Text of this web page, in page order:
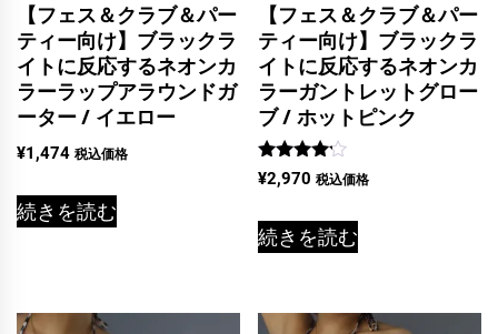
【フェス＆クラブ＆パー
ティー向け】ブラックラ
イトに反応するネオンカ
ラーラップアラウンドガ
ーター / イエロー
¥1,474 税込価格
続きを読む
【フェス＆クラブ＆パー
ティー向け】ブラックラ
イトに反応するネオンカ
ラーガントレットグロー
ブ / ホットピンク
5段階中
4.00
¥2,970 税込価格
続きを読む